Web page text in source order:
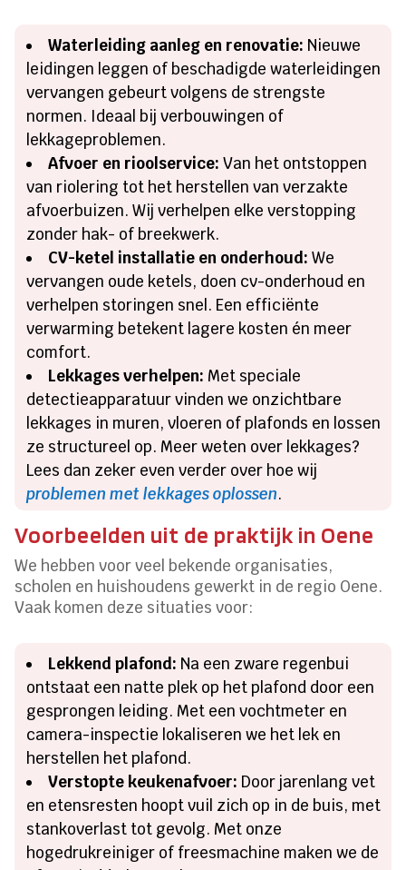
Waterleiding aanleg en renovatie: Nieuwe
leidingen leggen of beschadigde waterleidingen
vervangen gebeurt volgens de strengste
normen. Ideaal bij verbouwingen of
lekkageproblemen.
Afvoer en rioolservice: Van het ontstoppen
van riolering tot het herstellen van verzakte
afvoerbuizen. Wij verhelpen elke verstopping
zonder hak- of breekwerk.
CV-ketel installatie en onderhoud: We
vervangen oude ketels, doen cv-onderhoud en
verhelpen storingen snel. Een efficiënte
verwarming betekent lagere kosten én meer
comfort.
Lekkages verhelpen: Met speciale
detectieapparatuur vinden we onzichtbare
lekkages in muren, vloeren of plafonds en lossen
ze structureel op. Meer weten over lekkages?
Lees dan zeker even verder over hoe wij
problemen met lekkages oplossen.
Voorbeelden uit de praktijk in Oene
We hebben voor veel bekende organisaties,
scholen en huishoudens gewerkt in de regio Oene.
Vaak komen deze situaties voor:
Lekkend plafond: Na een zware regenbui
ontstaat een natte plek op het plafond door een
gesprongen leiding. Met een vochtmeter en
camera-inspectie lokaliseren we het lek en
herstellen het plafond.
Verstopte keukenafvoer: Door jarenlang vet
en etensresten hoopt vuil zich op in de buis, met
stankoverlast tot gevolg. Met onze
hogedrukreiniger of freesmachine maken we de